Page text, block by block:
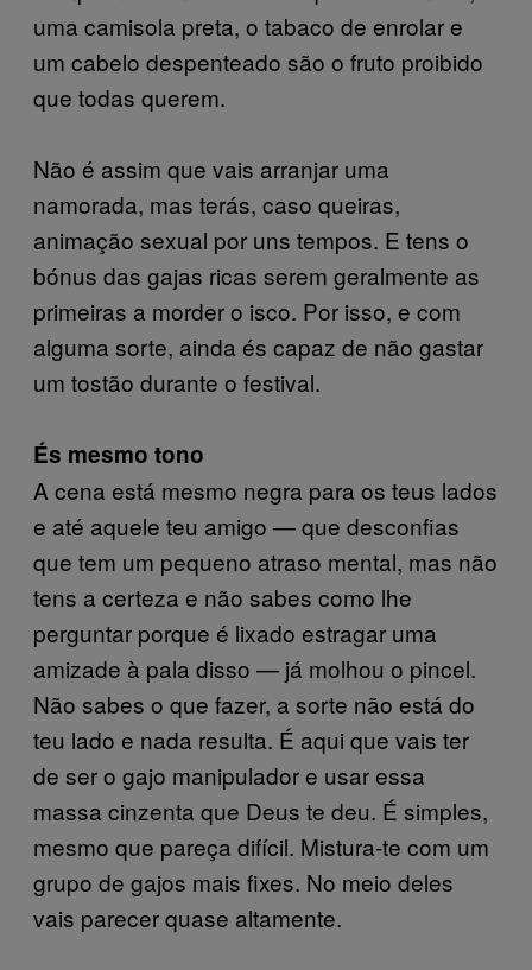
uma camisola preta, o tabaco de enrolar e
um cabelo despenteado são o fruto proibido
que todas querem.
Não é assim que vais arranjar uma
namorada, mas terás, caso queiras,
animação sexual por uns tempos. E tens o
bónus das gajas ricas serem geralmente as
primeiras a morder o isco. Por isso, e com
alguma sorte, ainda és capaz de não gastar
um tostão durante o festival.
És mesmo tono
A cena está mesmo negra para os teus lados
e até aquele teu amigo — que desconfias
que tem um pequeno atraso mental, mas não
tens a certeza e não sabes como lhe
perguntar porque é lixado estragar uma
amizade à pala disso — já molhou o pincel.
Não sabes o que fazer, a sorte não está do
teu lado e nada resulta. É aqui que vais ter
de ser o gajo manipulador e usar essa
massa cinzenta que Deus te deu. É simples,
mesmo que pareça difícil. Mistura-te com um
grupo de gajos mais fixes. No meio deles
vais parecer quase altamente.